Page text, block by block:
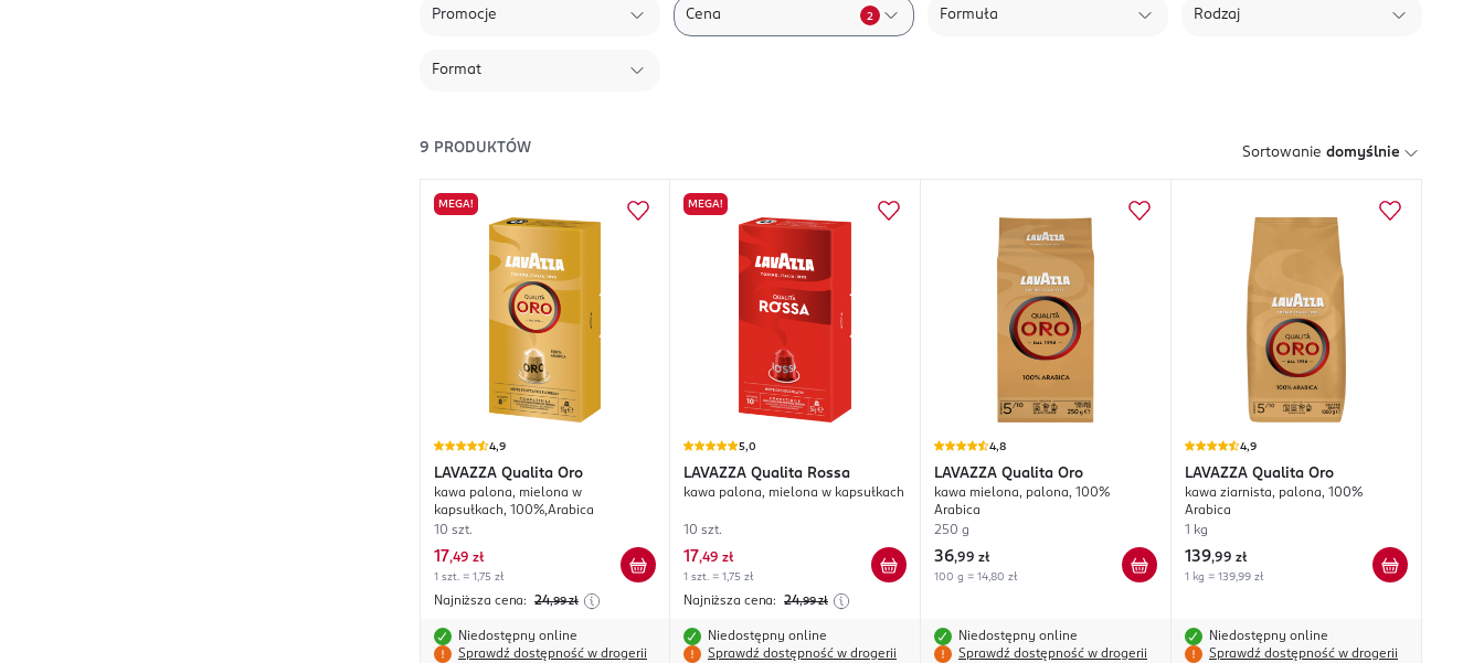
Promocje Cena 2 Formuła Rodzaj
Format
9 PRODUKTÓW Sortowanie domyślnie
MEGA!
4,9
LAVAZZA Qualita Oro
kawa palona, mielona w
kapsułkach, 100%,Arabica
10 szt.
17,49 zł
1 szt. = 1,75 zł
Najniższa cena: 24,99 zł
Niedostępny online
Sprawdź dostępność w drogerii
MEGA!
5,0
LAVAZZA Qualita Rossa
kawa palona, mielona w kapsułkach
10 szt.
17,49 zł
1 szt. = 1,75 zł
Najniższa cena: 24,99 zł
Niedostępny online
Sprawdź dostępność w drogerii
4,8
LAVAZZA Qualita Oro
kawa mielona, palona, 100%
Arabica
250 g
36,99 zł
100 g = 14,80 zł
Niedostępny online
Sprawdź dostępność w drogerii
4,9
LAVAZZA Qualita Oro
kawa ziarnista, palona, 100%
Arabica
1 kg
139,99 zł
1 kg = 139,99 zł
Niedostępny online
Sprawdź dostępność w drogerii